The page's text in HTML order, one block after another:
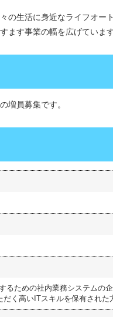
の生活に身近なライフオー
ます事業の幅を広げています
増員募集です。
るための社内業務システムの
だく高いITスキルを保有された